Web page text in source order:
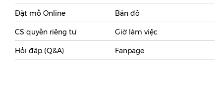
Đặt mổ Online
CS quyền riêng tư
Hỏi đáp (Q&A)
Bản đồ
Giờ làm việc
Fanpage